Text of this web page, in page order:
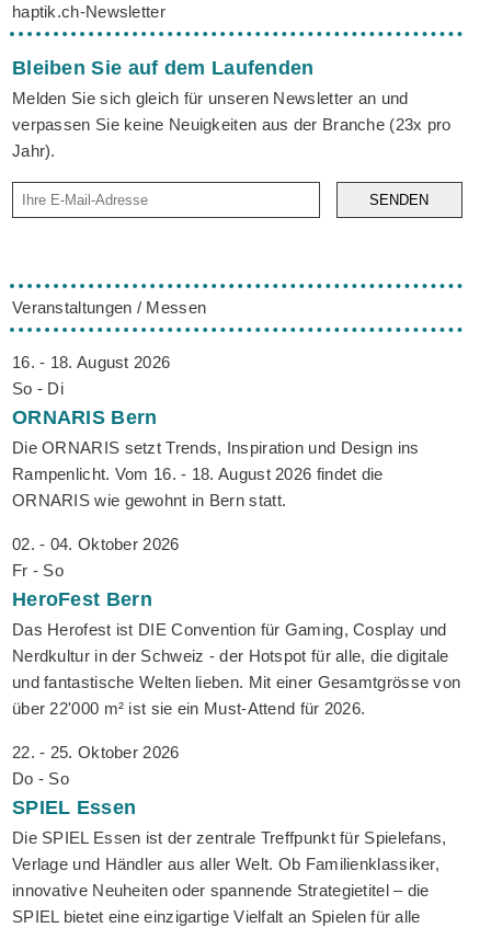
haptik.ch-Newsletter
Bleiben Sie auf dem Laufenden
Melden Sie sich gleich für unseren Newsletter an und
verpassen Sie keine Neuigkeiten aus der Branche (23x pro
Jahr).
SENDEN
Veranstaltungen / Messen
16. - 18. August 2026
So - Di
ORNARIS Bern
Die ORNARIS setzt Trends, Inspiration und Design ins
Rampenlicht. Vom 16. - 18. August 2026 findet die
ORNARIS wie gewohnt in Bern statt.
02. - 04. Oktober 2026
Fr - So
HeroFest Bern
Das Herofest ist DIE Convention für Gaming, Cosplay und
Nerdkultur in der Schweiz - der Hotspot für alle, die digitale
und fantastische Welten lieben. Mit einer Gesamtgrösse von
über 22'000 m² ist sie ein Must-Attend für 2026.
22. - 25. Oktober 2026
Do - So
SPIEL Essen
Die SPIEL Essen ist der zentrale Treffpunkt für Spielefans,
Verlage und Händler aus aller Welt. Ob Familienklassiker,
innovative Neuheiten oder spannende Strategietitel – die
SPIEL bietet eine einzigartige Vielfalt an Spielen für alle